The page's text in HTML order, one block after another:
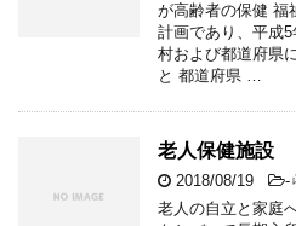
が高齢者の保健 福
計画であり、平成
村および都道府県
と 都道府県 …
老人保健施設
2018/08/19 -
老人の自立と家庭